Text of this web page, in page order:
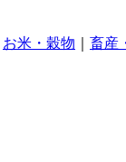
お米・穀物 畜産